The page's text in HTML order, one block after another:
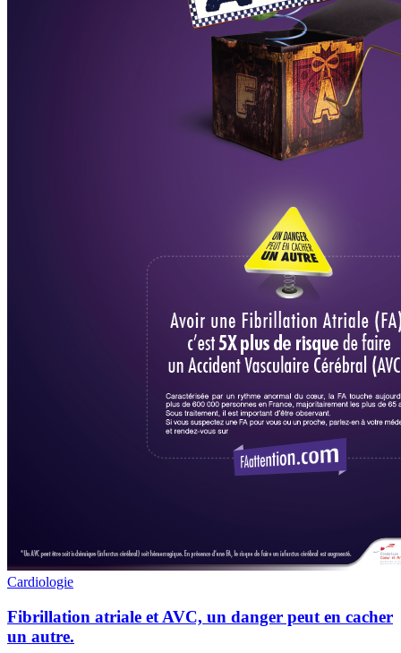
Cardiologie
Fibrillation atriale et AVC, un danger peut en cacher
un autre.